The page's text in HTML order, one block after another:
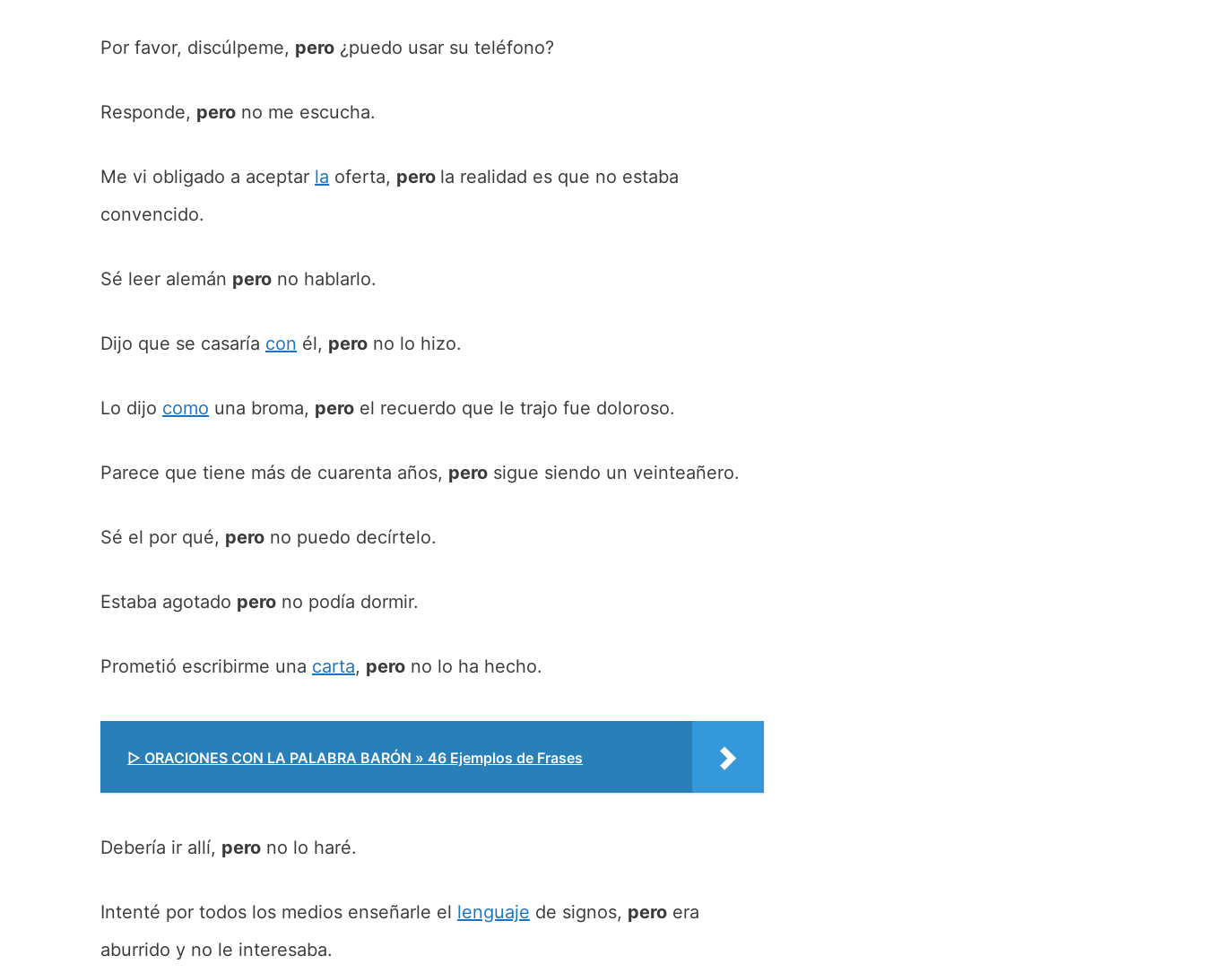
Por favor, discúlpeme, pero ¿puedo usar su teléfono?
Responde, pero no me escucha.
Me vi obligado a aceptar la oferta, pero la realidad es que no estaba
convencido.
Sé leer alemán pero no hablarlo.
Dijo que se casaría con él, pero no lo hizo.
Lo dijo como una broma, pero el recuerdo que le trajo fue doloroso.
Parece que tiene más de cuarenta años, pero sigue siendo un veinteañero.
Sé el por qué, pero no puedo decírtelo.
Estaba agotado pero no podía dormir.
Prometió escribirme una carta, pero no lo ha hecho.
▷ ORACIONES CON LA PALABRA BARÓN » 46 Ejemplos de Frases
Debería ir allí, pero no lo haré.
Intenté por todos los medios enseñarle el lenguaje de signos, pero era
aburrido y no le interesaba.